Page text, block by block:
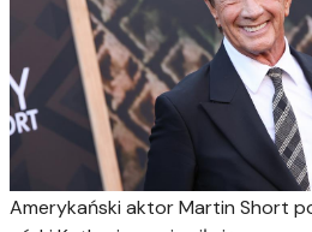
Amerykański aktor Martin Short